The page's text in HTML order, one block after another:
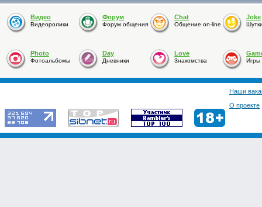
Видео
Видеоролики
Форум
Форум общения
Chat
Общение on-line
Joke
Photo
Фотоальбомы
Day
Дневники
Love
Знакомства Игры
Наши
О проекте